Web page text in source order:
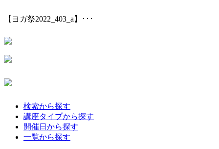
【ヨガ祭2022_403_a】･･･
検索から探す
講座タイプから探す
開催日から探す
一覧から探す